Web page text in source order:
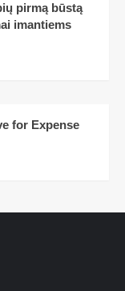
pirmą būstą
imantiems
for Expense